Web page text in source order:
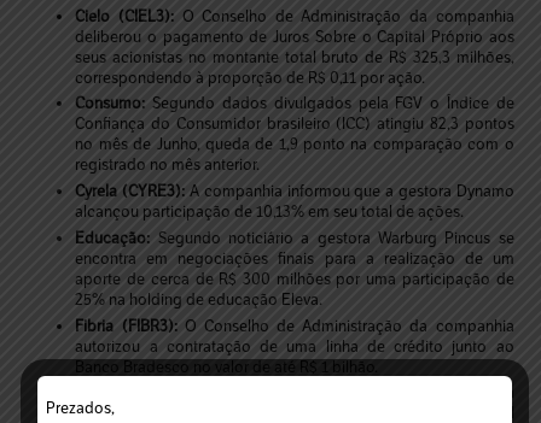
Cielo (CIEL3): O Conselho de Administração da companhia
deliberou o pagamento de Juros Sobre o Capital Próprio aos
seus acionistas no montante total bruto de R$ 325,3 milhões,
correspondendo à proporção de R$ 0,11 por ação.
Consumo: Segundo dados divulgados pela FGV o Índice de
Confiança do Consumidor brasileiro (ICC) atingiu 82,3 pontos
no mês de Junho, queda de 1,9 ponto na comparação com o
registrado no mês anterior.
Cyrela (CYRE3): A companhia informou que a gestora Dynamo
alcançou participação de 10,13% em seu total de ações.
Educação: Segundo noticiário a gestora Warburg Pincus se
encontra em negociações finais para a realização de um
aporte de cerca de R$ 300 milhões por uma participação de
25% na holding de educação Eleva.
Fibria (FIBR3):O Conselho de Administração da companhia
autorizou a contratação de uma linha de crédito junto ao
Banco Bradesco no valor de até R$ 1 bilhão.
companhia aprovou o pagamento de Juros Sobre o Capital
Prezados,